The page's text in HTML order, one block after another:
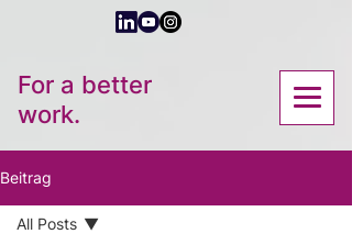
For a better
work.
Beitrag
All Posts